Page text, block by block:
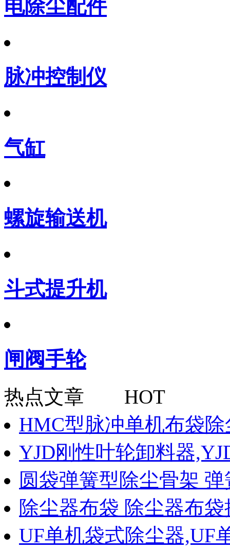
电除尘配件
脉冲控制仪
气缸
螺旋输送机
斗式提升机
闸阀手轮
热点文章 HOT
HMC型脉冲单机布袋除
YJD刚性叶轮卸料器
圆袋弹簧型除尘骨架
除尘器布袋 除尘器布袋
UF单机袋式除尘器,UF